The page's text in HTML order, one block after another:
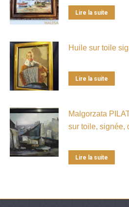
Lire la suite
Huile sur toile
Lire la suite
Malgorzata
sur toile, signée,
Lire la suite